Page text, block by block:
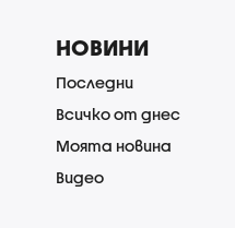
НОВИНИ
Последни
Всичко от днес
Моята новина
Видео